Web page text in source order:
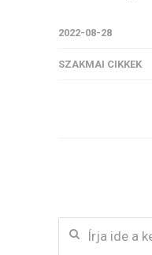
2022-08-28
SZAKMAI CIKKEK